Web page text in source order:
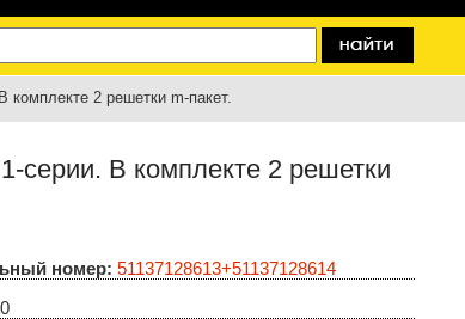
2 решетки m-пакет.
серии. В комплекте 2 решетки
номер: 51137128613+51137128614
0